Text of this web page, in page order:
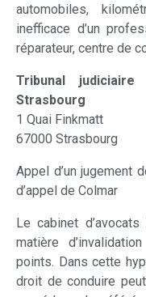
automobiles,
inefficace d’un
réparateur, centre de
Tribunal
Strasbourg
1 Quai Finkmatt
67000 Strasbourg
Appel d’un jugement
d’appel de Colmar
Le cabinet
matière
points. Dans cette
droit de conduire